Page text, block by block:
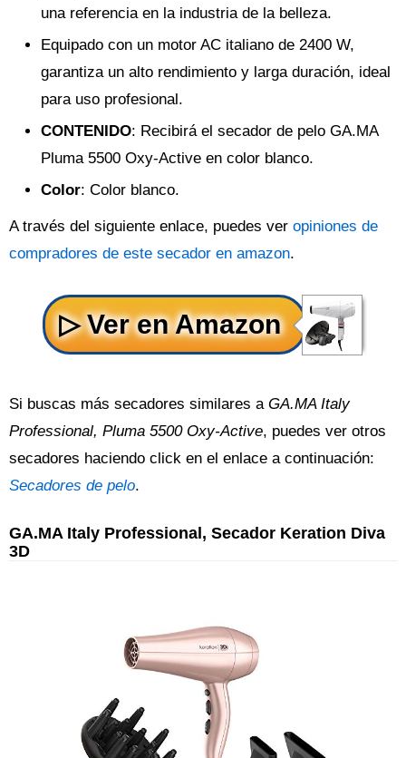
una referencia en la industria de la belleza.
Equipado con un motor AC italiano de 2400 W,
garantiza un alto rendimiento y larga duración, ideal
para uso profesional.
CONTENIDO: Recibirá el secador de pelo GA.MA
Pluma 5500 Oxy-Active en color blanco.
Color: Color blanco.
A través del siguiente enlace, puedes ver opiniones de
compradores de este secador en amazon.
Si buscas más secadores similares a GA.MA Italy
Professional, Pluma 5500 Oxy-Active, puedes ver otros
secadores haciendo click en el enlace a continuación:
Secadores de pelo.
GA.MA Italy Professional, Secador Keration Diva
3D